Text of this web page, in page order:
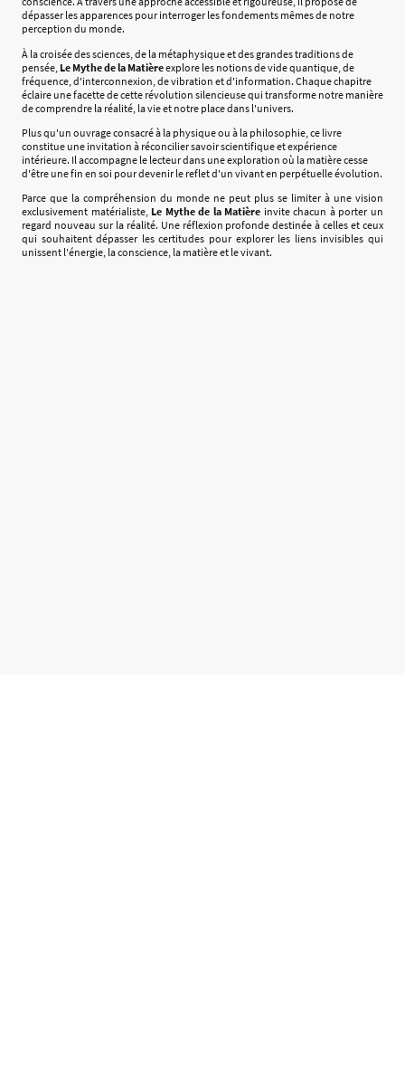
dépasser les apparences pour interroger les fondements mêmes de notre
perception du monde.
À la croisée des sciences, de la métaphysique et des grandes traditions de
pensée, Le Mythe de la Matièreexplore les notions de vide quantique, de
fréquence, d'interconnexion, de vibration et d'information. Chaque chapitre
éclaire une facette de cette révolution silencieuse qui transforme notre manière
de comprendre la réalité, la vie et notre place dans l'univers.
Plus qu'un ouvrage consacré à la physique ou à la philosophie, ce livre
constitue une invitation à réconcilier savoir scientifique et expérience
intérieure. Il accompagne le lecteur dans une exploration où la matière cesse
d'être une fin en soi pour devenir le reflet d'un vivant en perpétuelle évolution.
Parce que la compréhension du monde ne peut plus se limiter à une vision
exclusivement matérialiste, Le Mythe de la Matière invite chacun à porter un
regard nouveau sur la réalité. Une réflexion profonde destinée à celles et ceux
qui souhaitent dépasser les certitudes pour explorer les liens invisibles qui
unissent l'énergie, la conscience, la matière et le vivant.